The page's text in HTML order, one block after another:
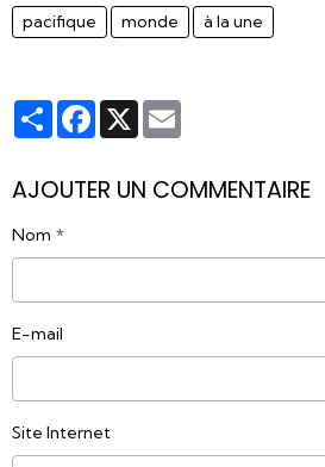
pacifique monde à la une
PartagerFacebook
X
AJOUTER UN COMMENTAIRE
Nom
E-mail
Site Internet